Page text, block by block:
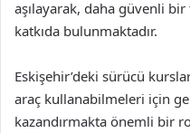
aşılayarak, daha güvenli
katkıda bulunmaktadır.
Eskişehir’deki sürücü
araç kullanabilmeleri için
kazandırmakta önemli bir